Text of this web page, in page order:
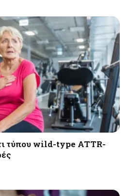
τύπου wild-type ATTR-